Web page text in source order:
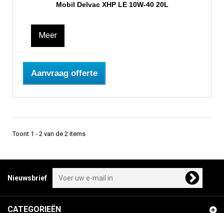
Mobil Delvac XHP LE 10W-40 20L
Meer
Aanvraag offerte
Toont 1 - 2 van de 2 items
Nieuwsbrief
CATEGORIEËN